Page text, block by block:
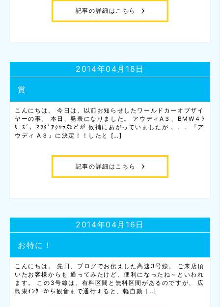
記事の詳細はこちら
賞
2014年04月18日
こんにちは。 今日は、以前お知らせしたワールドカーオブザイ
ヤーの事。 本日、発表になりました。 アウディA３、BMW４ｼ
ﾘｰｽﾞ、ﾏﾂﾀﾞｱｸｾﾗなどが 候補にあがっていましたが．．． 『ア
ウディ A３』に決定！！したと […]
記事の詳細はこちら
お特に！
2014年04月16日
こんにちは。 先日、ブログでお伝えした高速3号線。 ご来店頂
いたお客様からも 通ってみたけど、便利になったね～といわれ
ます。 この3号線は、有料区間と無料区間があるのですが、 広
島東ｲﾝﾀｰから観音まで通行すると、軽自動 […]